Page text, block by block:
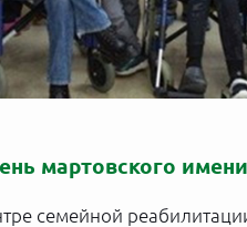
мартовского
семейной